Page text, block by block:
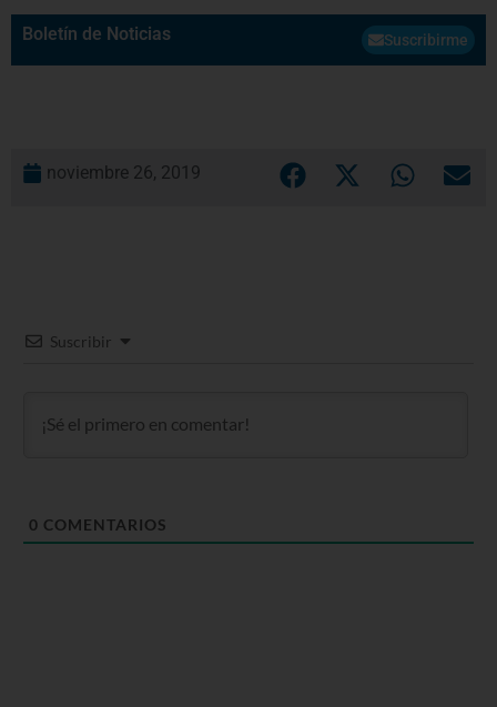
Boletín de Noticias Suscribirme
noviembre 26, 2019
Suscribir
0 COMENTARIOS